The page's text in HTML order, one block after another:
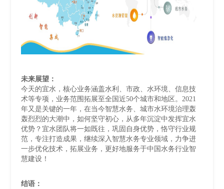
未来展望：
今天的宜水，核心业务涵盖水利、市政、水环境、信息技
术等专项，业务范围拓展至全国近50个城市和地区。2021
年又是关键的一年，在当今智慧水务、城市水环境治理轰
轰烈烈的大潮中，如何坚守初心，从多年沉淀中发挥宜水
优势？宜水团队将一如既往，巩固自身优势，恪守行业规
范，专注打造成果，继续深入智慧水务专业领域，力争进
一步优化技术，拓展业务，更好地服务于中国水务行业智
慧建设！
结语：